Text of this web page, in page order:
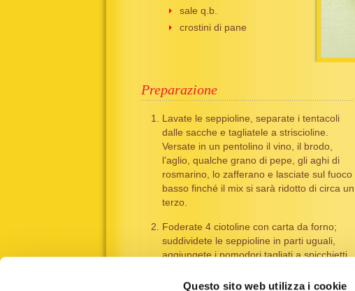
Questo sito web utilizza i cookie
sale q.b.
crostini di pane
Preparazione
Lavate le seppioline, separate i tentacoli
dalle sacche e tagliatele a striscioline.
Versate in un pentolino il vino, il brodo,
l’aglio, qualche grano di pepe, gli aghi di
rosmarino, lo zafferano e lasciate sul fuoco
basso finché il mix si sarà ridotto di circa un
terzo.
Foderate 4 ciotoline con carta da forno;
suddividete le seppioline in parti uguali,
aggiungete i pomodori tagliati a spicchietti
chiudete i lembi della carta verso l’alto e